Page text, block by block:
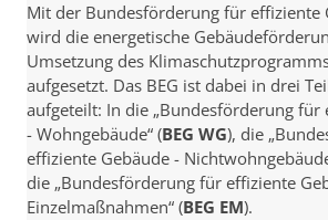
Mit der Bundesförderung für effiziente
wird die energetische
Umsetzung des
aufgesetzt. Das BEG ist dabei in drei
aufgeteilt: In die „Bundesförderung für
- Wohngebäude“ (BEG WG), die
effiziente Gebäude -
die „Bundesförderung für effiziente
Einzelmaßnahmen“ (BEG EM).